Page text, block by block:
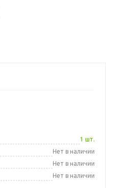
1 шт.
Нет в наличии
Нет в наличии
Нет в наличии